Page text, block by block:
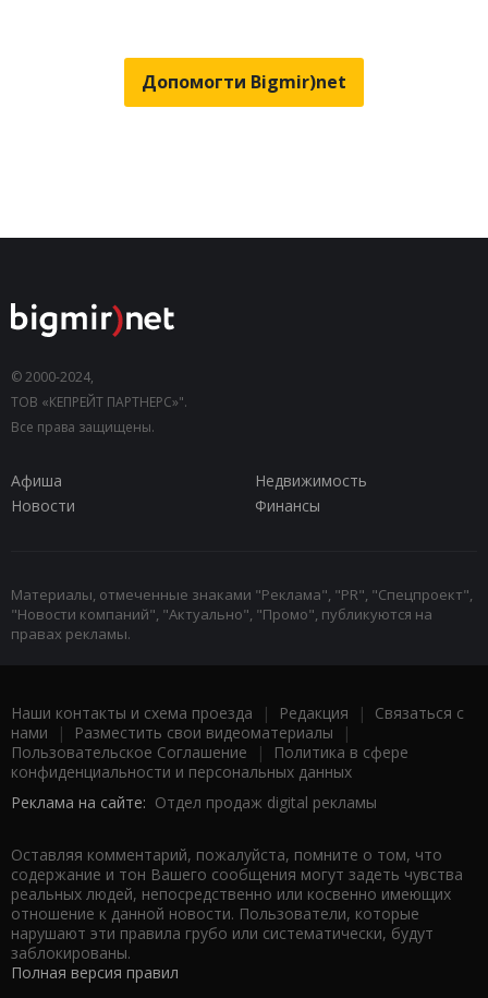
Допомогти Bigmir)net
© 2000-2024,
ТОВ «КЕПРЕЙТ ПАРТНЕРС»".
Все права защищены.
Афиша
Недвижимость
Новости
Финансы
Материалы, отмеченные знаками "Реклама", "PR", "Спецпроект",
"Новости компаний", "Актуально", "Промо", публикуются на
правах рекламы.
Наши контакты и схема проезда | Редакция | Связаться с
нами | Разместить свои видеоматериалы |
Пользовательское Соглашение |
Политика в сфере
конфиденциальности и персональных данных
Реклама на сайте: Отдел продаж digital рекламы
Оставляя комментарий, пожалуйста, помните о том, что
содержание и тон Вашего сообщения могут задеть чувства
реальных людей, непосредственно или косвенно имеющих
отношение к данной новости. Пользователи, которые
нарушают эти правила грубо или систематически, будут
заблокированы.
Полная версия правил